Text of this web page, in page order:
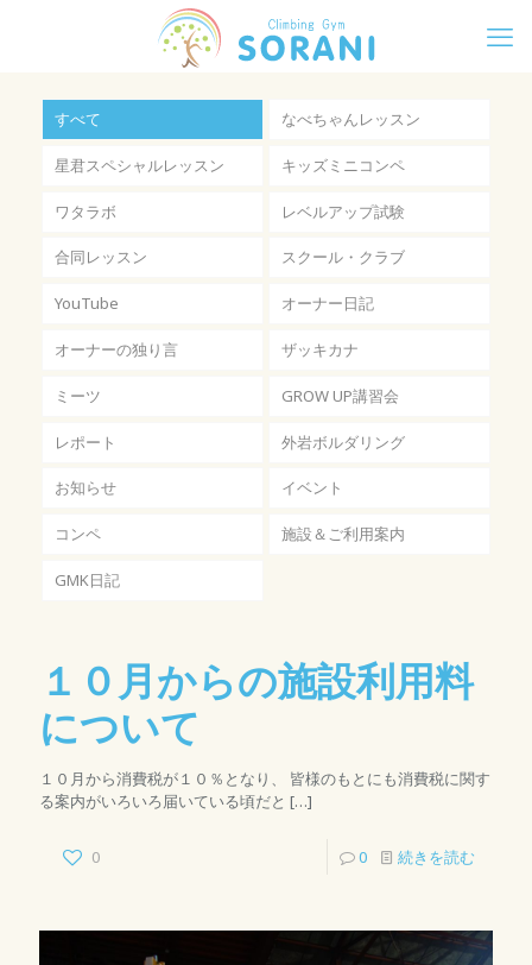
すべて なべちゃんレッスン
星君スペシャルレッスン キッズミニコンペ
ワタラボ レベルアップ試験
合同レッスン スクール・クラブ
YouTube オーナー日記
オーナーの独り言 ザッキカナ
ミーツ GROW UP講習会
レポート 外岩ボルダリング
お知らせ イベント
コンペ 施設＆ご利用案内
GMK日記
１０月からの施設利用料
について
１０月から消費税が１０％となり、 皆様のもとにも消費税に関す
る案内がいろいろ届いている頃だと […]
0 0 続きを読む